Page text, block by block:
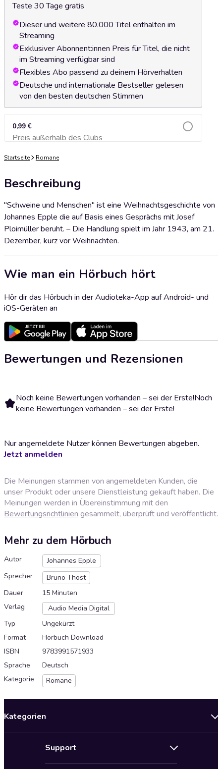
Teste 30 Tage gratis
Dieser und weitere 80.000 Titel enthalten im
Streaming
Exklusiver Abonnent:innen Preis für Titel, die nicht
im Streaming verfügbar sind
Flexibles Abo passend zu deinem Hörverhalten
Deutsche und internationale Bestseller gelesen
von den besten deutschen Stimmen
0,99 €
Preis außerhalb des ClubsZum Warenkorb hinzufügen
Startseite Romane
Beschreibung
"Schweine und Menschen" ist eine Weihnachtsgeschichte von
Johannes Epple die auf Basis eines Gesprächs mit Josef
Ploimüller beruht. – Die Handlung spielt im Jahr 1943, am 21.
Dezember, kurz vor Weihnachten.
Wie man ein Hörbuch hört
Hör dir das Hörbuch in der Audioteka-App auf Android- und
iOS-Geräten an
Bewertungen und Rezensionen
Noch keine Bewertungen vorhanden – sei der Erste!Noch
keine Bewertungen vorhanden – sei der Erste!
Nur angemeldete Nutzer können Bewertungen abgeben.
Jetzt anmelden
Die Meinungen stammen von angemeldeten Kunden, die
unser Produkt oder unsere Dienstleistung gekauft haben. Die
Meinungen werden in Übereinstimmung mit den
Bewertungsrichtlinien gesammelt, überprüft und veröffentlicht.
Mehr zu dem Hörbuch
Autor
Johannes Epple
Sprecher
Bruno Thost
Dauer
15 Minuten
Verlag
Audio Media Digital
Typ
Ungekürzt
Format
Hörbuch Download
ISBN
9783991571933
Sprache
Deutsch
Kategorie
Romane
Kategorien
Support